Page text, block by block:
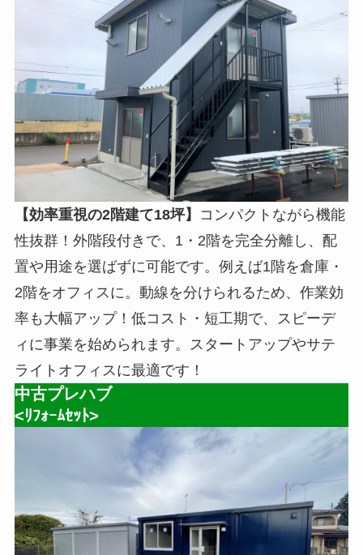
【効率重視の2階建て18坪】
コンパクトながら機能
性抜群！外階段付きで、1・2階を完全分離し、配
置や用途を選ばずに可能です。例えば1階を倉庫・
2階をオフィスに。動線を分けられるため、作業効
率も大幅アップ！低コスト・短工期で、スピーデ
ィに事業を始められます。スタートアップやサテ
ライトオフィスに最適です！
中古プレハブ
<ﾘﾌｫｰﾑｾｯﾄ>